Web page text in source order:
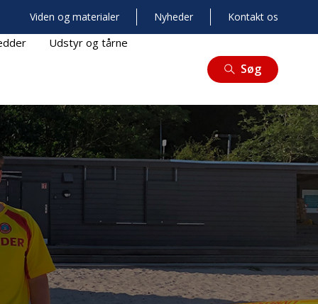
Viden og materialer Nyheder Kontakt os
Udstyr og tårne
Søg